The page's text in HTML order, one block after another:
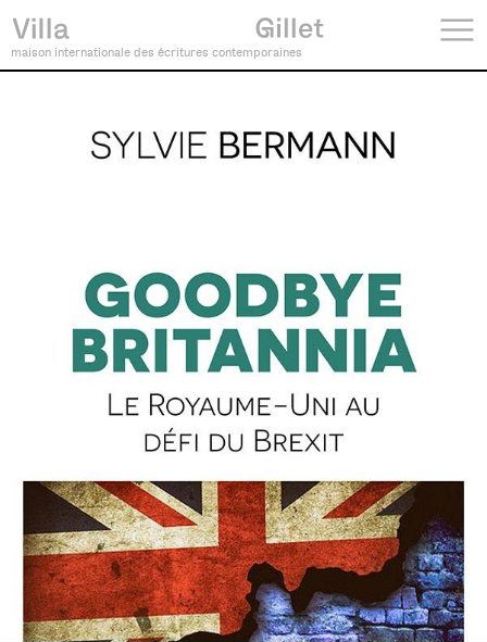
maison internationale des écritures contemporaines